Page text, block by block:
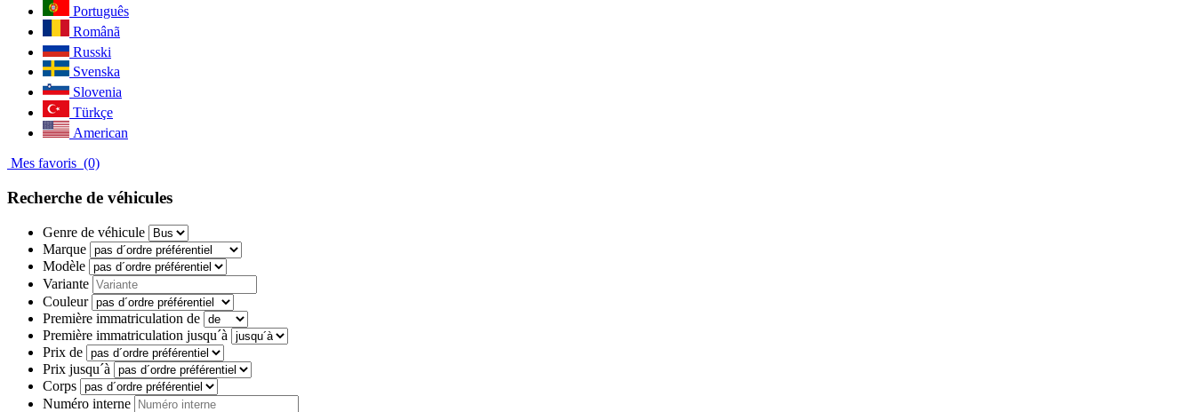
Português
Românã
Russki
Svenska
Slovenia
Türkçe
American
Mes favoris (0)
Recherche de véhicules
Genre de véhicule
Marque
Modèle
Variante
Couleur
Première immatriculation de
Première immatriculation jusqu´à
Prix de
Prix jusqu´à
Corps
Numéro interne